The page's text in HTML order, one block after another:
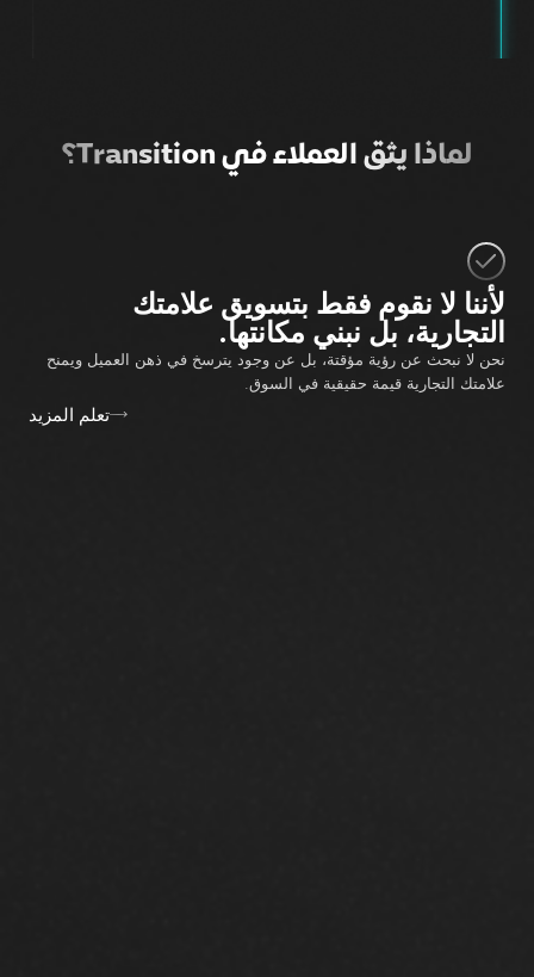
لماذا يثق العملاء في Transition؟
لأننا لا نقوم فقط بتسويق علامتك
التجارية، بل نبني مكانتها.
نحن لا نبحث عن رؤية مؤقتة، بل عن وجود يترسخ في ذهن العميل ويمنح
علامتك التجارية قيمة حقيقية في السوق.
تعلم المزيد